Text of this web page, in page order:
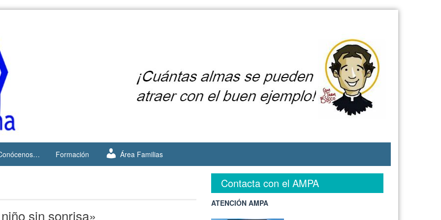
Formación Área Familias
sin sonrisa»
Contacta con el AMPA
ATENCIÓN AMPA